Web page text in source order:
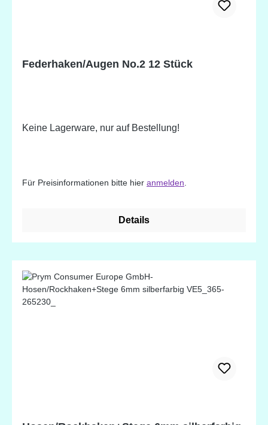
Federhaken/Augen No.2 12 Stück
Keine Lagerware, nur auf Bestellung!
Für Preisinformationen bitte hier anmelden
Details